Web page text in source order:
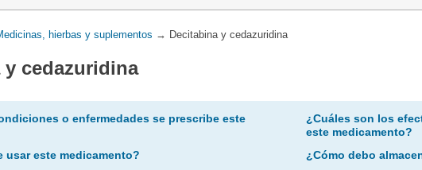
hierbas y suplementos → Decitabina y cedazuridina
y cedazuridina
o enfermedades se prescribe este
usar este medicamento?
¿Cuáles son los
este medicamento?
¿Cómo debo